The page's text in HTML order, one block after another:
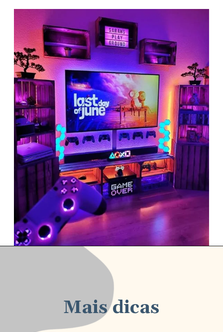
Mais dicas